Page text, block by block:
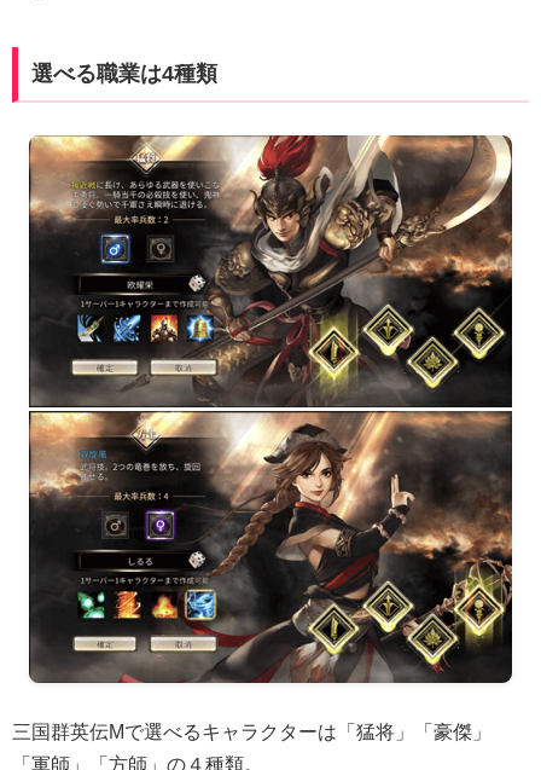
選べる職業は4種類
三国群英伝Mで選べるキャラクターは「猛将」「豪傑」
「軍師」「方師」の４種類。